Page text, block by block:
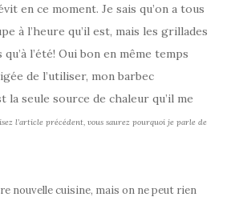
en ce moment. Je sais qu’on a tous
à l’heure qu’il est, mais les grillades
l’été! Oui bon en même temps
de l’utiliser, mon barbec
la seule source de chaleur qu’il me
l’article précédent, vous saurez pourquoi je parle de
nouvelle cuisine, mais on ne peut rien